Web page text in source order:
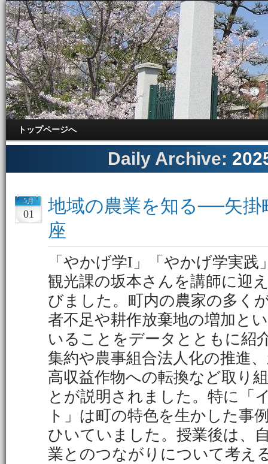
トップページへ
Daily Archive:
5月
01
地域の農業を知る──矢掛
座
「やかげ学I」「やかげ学実
観光課の坂本さんを講師に迎
びました。町内の農家の多く
者不足や耕作放棄地の増加と
いることをデータとともに紹
集約や農事組合法人化の推進
高収益作物への転換など取り
とが説明されました。特に「
ト」は町の特色を生かした事
ひいていました。授業後は、
業とのつながりについて考え